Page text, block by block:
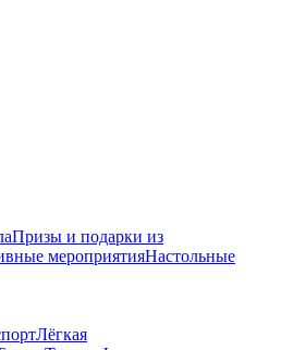
Призы и подарки из
мероприятияНастольные
Лёгкая